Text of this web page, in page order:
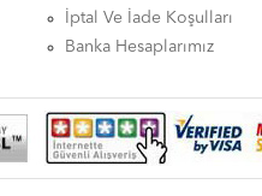
İptal Ve İade Koşulları
Banka Hesaplarımız